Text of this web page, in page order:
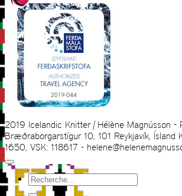
2019 Icelandic Knitter | Hélène Magnússon -
Bræðraborgarstígur 10, 101 Reykjavík, Ísland
1650, VSK: 118617 -
Recherche
pour :